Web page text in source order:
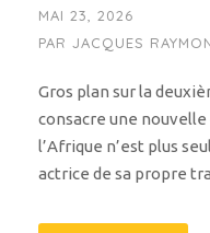
MAI 23, 2026
PAR JACQUES
Gros plan sur la
consacre une
l’Afrique n’est plus
actrice de sa propre